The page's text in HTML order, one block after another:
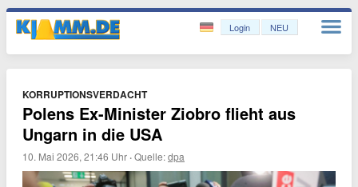
Login NEU
KORRUPTIONSVERDACHT
Polens Ex-Minister Ziobro flieht aus
Ungarn in die USA
10. Mai 2026, 21:46 Uhr ·Quelle:dpa